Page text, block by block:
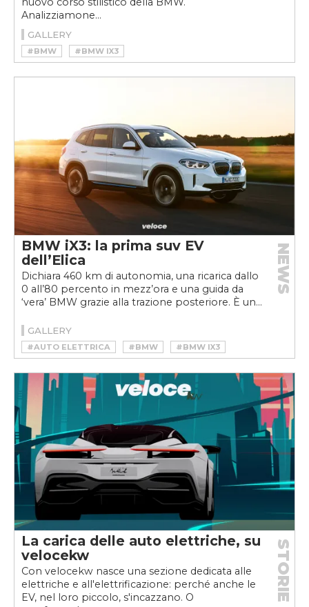
Analizziamone...
GALLERY
#BMW #BMW IX3
BMW iX3: la prima suv EV
dell’Elica
Dichiara 460 km di autonomia, una ricarica dallo
0 all’80 percento in mezz’ora e una guida da
‘vera’ BMW grazie alla trazione posteriore. È un...
NEWS
GALLERY
#AUTO ELETTRICA #BMW
#BMW IX3
#BMW M3
#EV
#IX3
#LANCISSIMAWEEKVELOCE
#SUV
La carica delle auto elettriche, su
velocekw
Con velocekw nasce una sezione dedicata alle
elettriche e all'elettrificazione: perché anche le
EV, nel loro piccolo, s'incazzano. O
STORIE